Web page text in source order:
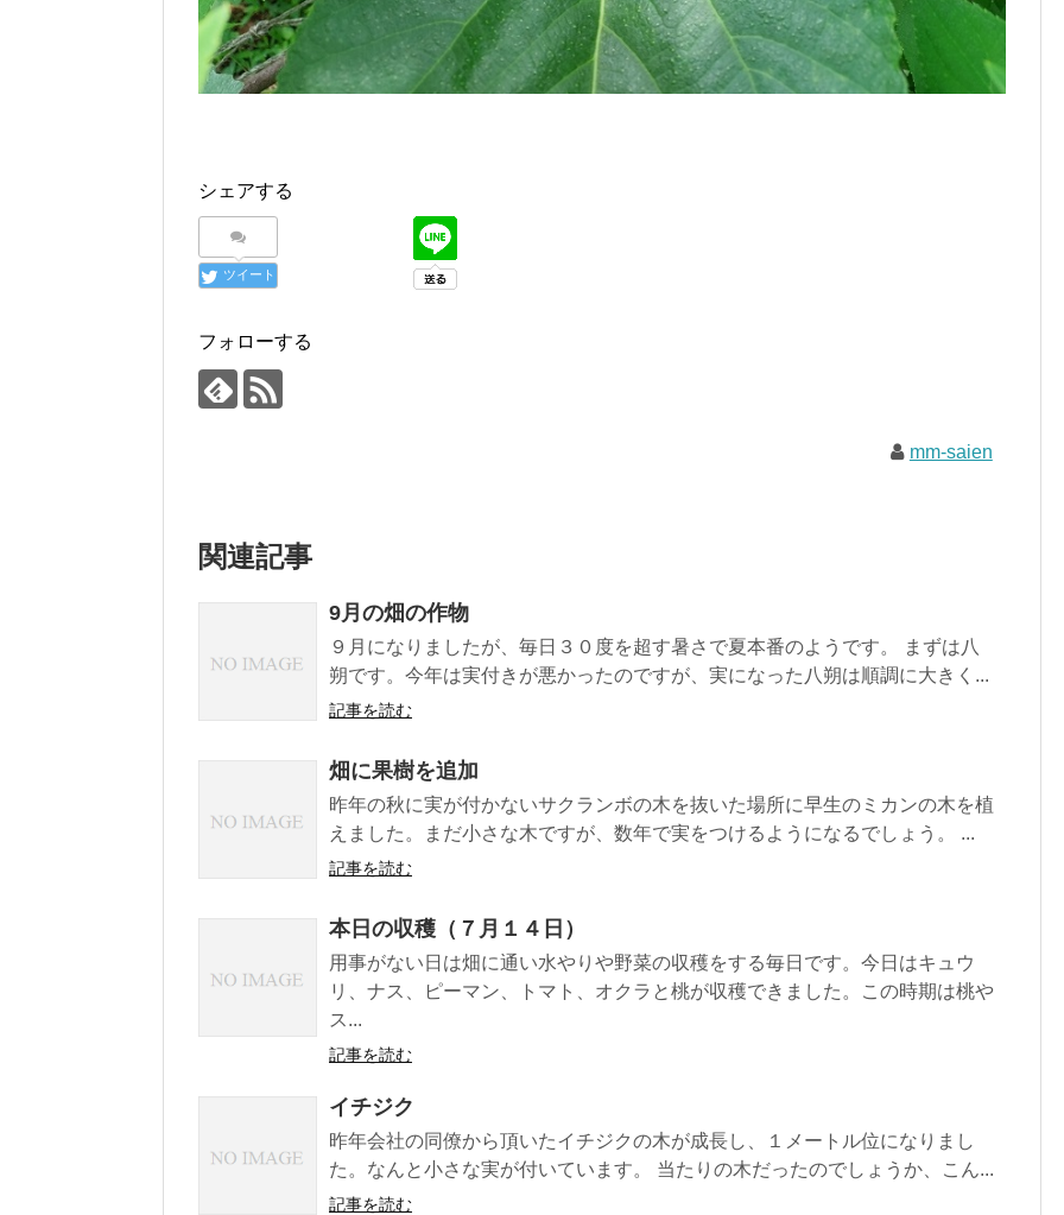
シェアする
ツイート
フォローする
mm-saien
関連記事
9月の畑の作物
９月になりましたが、毎日３０度を超す暑さで夏本番のようです。 まずは八
朔です。今年は実付きが悪かったのですが、実になった八朔は順調に大きく...
記事を読む
畑に果樹を追加
昨年の秋に実が付かないサクランボの木を抜いた場所に早生のミカンの木を植
えました。まだ小さな木ですが、数年で実をつけるようになるでしょう。 ...
記事を読む
本日の収穫（７月１４日）
用事がない日は畑に通い水やりや野菜の収穫をする毎日です。今日はキュウ
リ、ナス、ピーマン、トマト、オクラと桃が収穫できました。この時期は桃や
ス...
記事を読む
イチジク
昨年会社の同僚から頂いたイチジクの木が成長し、１メートル位になりまし
た。なんと小さな実が付いています。 当たりの木だったのでしょうか、こん...
記事を読む